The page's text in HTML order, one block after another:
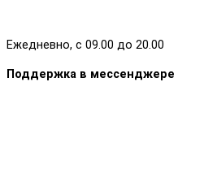
Ежедневно, с 09.00 до 20.00
Поддержка в мессенджере